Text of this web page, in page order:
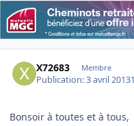
X72683 Membre
Publication:3 avril 2013
Bonsoir à toutes et à tous,